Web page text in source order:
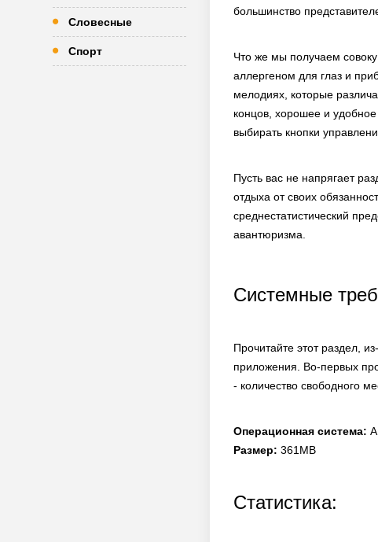
Словесные
Спорт
большинство
Что же мы получаем
аллергеном для глаз и
мелодиях, которые
концов, хорошее и
выбирать кнопки
Пусть вас не напрягает
отдыха от своих
среднестатистический
авантюризма.
Системные
Прочитайте этот раздел,
приложения. Во-первых
- количество свободного
Операционная система:
Размер: 361MB
Статистика: